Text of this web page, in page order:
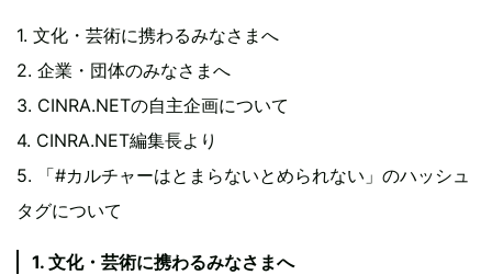
1. 文化・芸術に携わるみなさまへ
2. 企業・団体のみなさまへ
3. CINRA.NETの自主企画について
4. CINRA.NET編集長より
5. 「#カルチャーはとまらないとめられない」のハッシュ
タグについて
1. 文化・芸術に携わるみなさまへ